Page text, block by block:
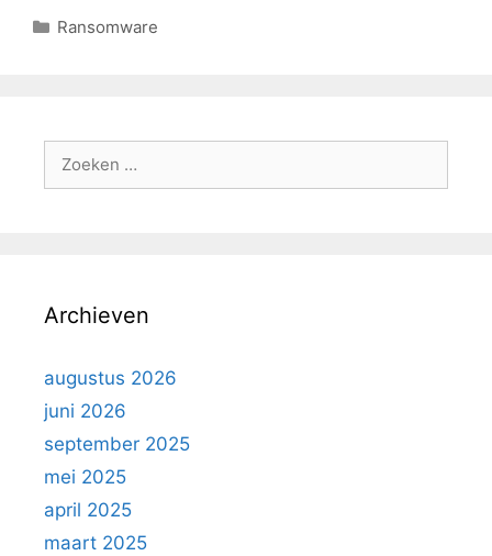
Ransomware
Archieven
augustus 2026
juni 2026
september 2025
mei 2025
april 2025
maart 2025